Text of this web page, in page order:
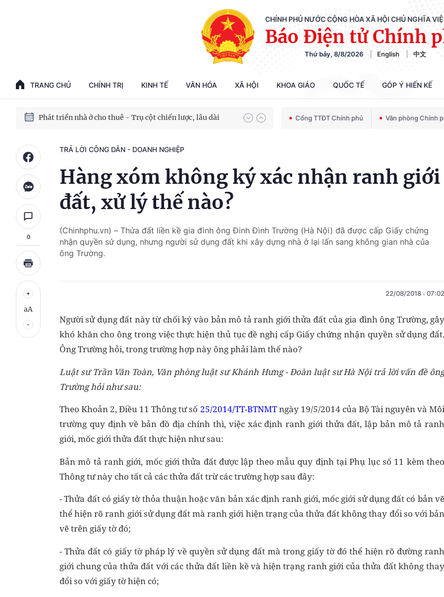
CHÍNH PHỦ NƯỚC CỘNG HÒA XÃ HỘI CHỦ NGHĨA
Báo Điện tử Chính
Thứ bảy, 8/8/2026 English 中文
TRANG CHỦ CHÍNH TRỊ KINH TẾ VĂN HÓA XÃ HỘI KHOA GIÁO QUỐC TẾ GÓP Ý HIẾN KẾ
Phát triển kinh tế nhà nước trong kỷ nguyên mới
Chiến dịch 500 ngày đêm tìm kiếm, quy tập và xác định danh tính hài cốt liệt sĩ
Bảo vệ nền tảng tư tưởng của Đảng trong kỷ nguyên phát triển mới
Phát triển nhà ở cho thuê - Trụ cột chiến lược, lâu dài Cổng TTĐT Chính phủ Văn phòng Chính
0
aA
TRẢ LỜI CÔNG DÂN - DOANH NGHIỆP
Hàng xóm không ký xác nhận ranh giới
đất, xử lý thế nào?
(Chinhphu.vn) – Thửa đất liền kề gia đình ông Đinh Đình Trường (Hà Nội) đã được cấp Giấy chứng
nhận quyền sử dụng, nhưng người sử dụng đất khi xây dựng nhà ở lại lấn sang không gian nhà của
ông Trường.
22/08/2018 07:02
Người sử dụng đất này từ chối ký vào bản mô tả ranh giới thửa đất của gia đình ông Trường, gây
khó khăn cho ông trong việc thực hiện thủ tục đề nghị cấp Giấy chứng nhận quyền sử dụng đất.
Ông Trường hỏi, trong trường hợp này ông phải làm thế nào?
Luật sư Trần Văn Toàn, Văn phòng luật sư Khánh Hưng - Đoàn luật sư Hà Nội trả lời vấn đề ông
Trường hỏi như sau:
Theo Khoản 2, Điều 11 Thông tư số 25/2014/TT-BTNMTngày 19/5/2014 của Bộ Tài nguyên và Môi
trường quy định về bản đồ địa chính thì, việc xác định ranh giới thửa đất, lập bản mô tả ranh
giới, mốc giới thửa đất thực hiện như sau:
Bản mô tả ranh giới, mốc giới thửa đất được lập theo mẫu quy định tại Phụ lục số 11 kèm theo
Thông tư này cho tất cả các thửa đất trừ các trường hợp sau đây:
- Thửa đất có giấy tờ thỏa thuận hoặc văn bản xác định ranh giới, mốc giới sử dụng đất có bản vẽ
thể hiện rõ ranh giới sử dụng đất mà ranh giới hiện trạng của thửa đất không thay đổi so với bản
vẽ trên giấy tờ đó;
- Thửa đất có giấy tờ pháp lý về quyền sử dụng đất mà trong giấy tờ đó thể hiện rõ đường ranh
giới chung của thửa đất với các thửa đất liền kề và hiện trạng ranh giới của thửa đất không thay
đổi so với giấy tờ hiện có;